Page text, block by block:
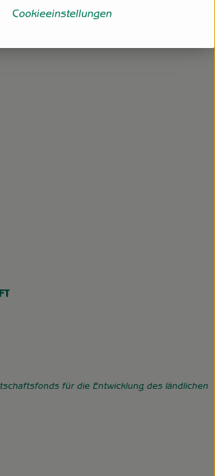
grummersort.de
für die Entwicklung des ländlichen
Cookieeinstellungen